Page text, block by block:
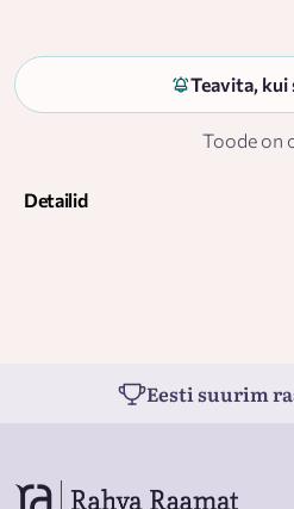
Teavita, kui
Toode on
Detailid
Eesti suurim